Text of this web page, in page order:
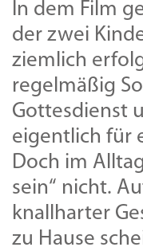
In dem Film
der zwei
ziemlich
regelmäßig
Gottesdienst
eigentlich für
Doch im
sein“ nicht.
knallharter
zu Hause